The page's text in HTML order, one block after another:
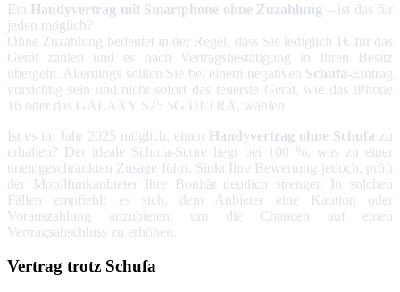
Ein Handyvertrag mit Smartphone ohne Zuzahlung – ist das für
jeden möglich?
Ohne Zuzahlung bedeutet in der Regel, dass Sie lediglich 1€ für das
Gerät zahlen und es nach Vertragsbestätigung in Ihren Besitz
übergeht. Allerdings sollten Sie bei einem negativen Schufa-Eintrag
vorsichtig sein und nicht sofort das teuerste Gerät, wie das iPhone
16 oder das GALAXY S25 5G ULTRA, wählen.
Ist es im Jahr 2025 möglich, einen Handyvertrag ohne Schufa zu
erhalten? Der ideale Schufa-Score liegt bei 100 %, was zu einer
uneingeschränkten Zusage führt. Sinkt Ihre Bewertung jedoch, prüft
der Mobilfunkanbieter Ihre Bonität deutlich strenger. In solchen
Fällen empfiehlt es sich, dem Anbieter eine Kaution oder
Vorauszahlung anzubieten, um die Chancen auf einen
Vertragsabschluss zu erhöhen.
Vertrag trotz Schufa